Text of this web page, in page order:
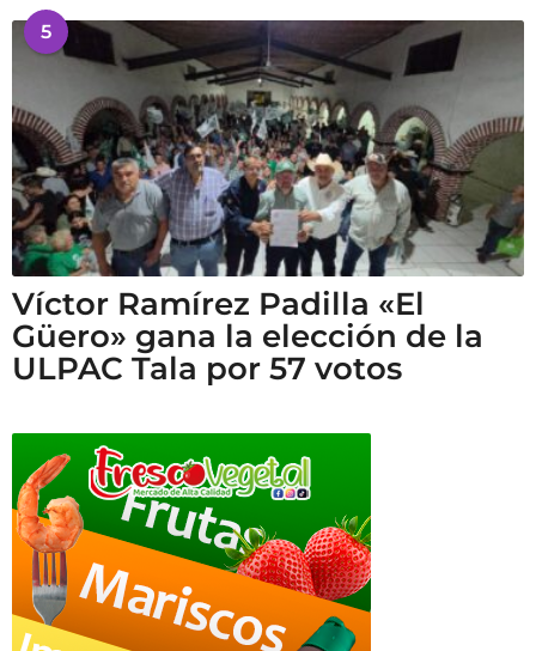
5
Víctor Ramírez Padilla «El
Güero» gana la elección de la
ULPAC Tala por 57 votos